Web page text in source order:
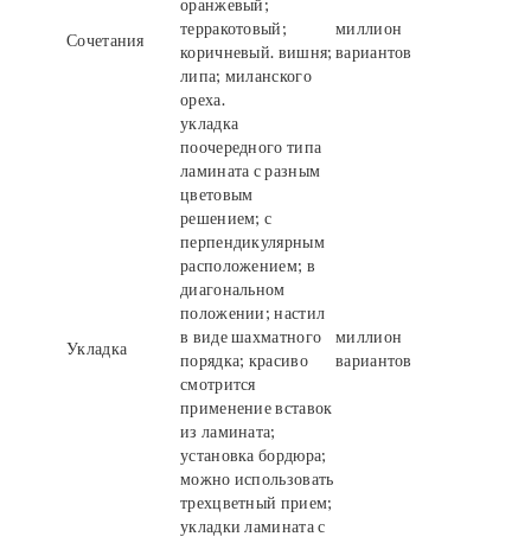
Сочетания
оранжевый;
терракотовый;
коричневый. вишня;
липа; миланского
ореха.
миллион
вариантов
Укладка
укладка
поочередного типа
ламината с разным
цветовым
решением; с
перпендикулярным
расположением; в
диагональном
положении; настил
в виде шахматного
порядка; красиво
смотрится
применение вставок
из ламината;
установка бордюра;
можно использовать
трехцветный прием;
укладки ламината с
миллион
вариантов